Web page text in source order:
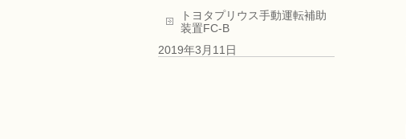
トヨタプリウス手動運転補助
装置FC-B
2019年3月11日